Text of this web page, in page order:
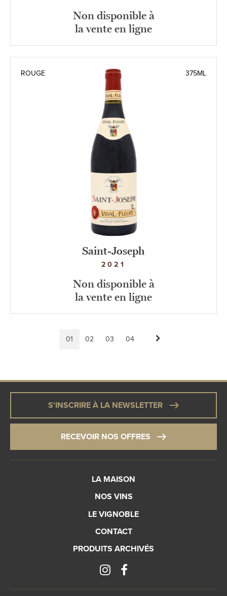
Non disponible à
la vente en ligne
ROUGE 375ML
Saint-Joseph
2021
Non disponible à
la vente en ligne
Page
01 Page
02 Page
03 Page
04 Page
S'INSCRIRE À LA NEWSLETTER
RECEVOIR NOS OFFRES
LA MAISON
NOS VINS
LE VIGNOBLE
CONTACT
PRODUITS ARCHIVÉS